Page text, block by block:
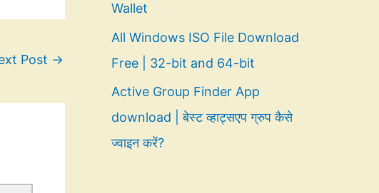
Post →
Wallet
All Windows ISO File Download
Free | 32-bit and 64-bit
Active Group Finder App
download | बेस्ट व्हाट्सएप ग्रुप कैसे
ज्वाइन करें?